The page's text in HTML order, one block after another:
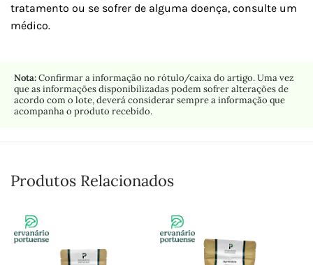
tratamento ou se sofrer de alguma doença, consulte um
médico.
Nota:Confirmar a informação no rótulo/caixa do artigo. Uma vez
que as informações disponibilizadas podem sofrer alterações de
acordo com o lote, deverá considerar sempre a informação que
acompanha o produto recebido.
Produtos Relacionados